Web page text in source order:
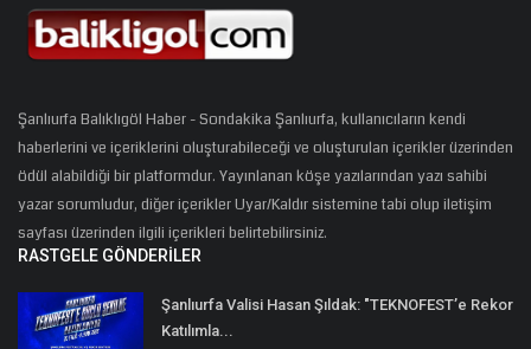
Şanlıurfa Balıklıgöl Haber - Sondakika Şanlıurfa, kullanıcıların kendi
haberlerini ve içeriklerini oluşturabileceği ve oluşturulan içerikler üzerinden
ödül alabildiği bir platformdur. Yayınlanan köşe yazılarından yazı sahibi
yazar sorumludur, diğer içerikler Uyar/Kaldır sistemine tabi olup iletişim
sayfası üzerinden ilgili içerikleri belirtebilirsiniz.
RASTGELE GÖNDERILER
Şanlıurfa Valisi Hasan Şıldak: "TEKNOFEST’e Rekor
Katılımla...